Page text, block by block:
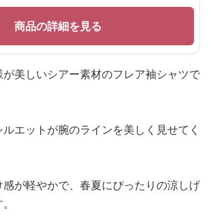
商品の詳細を見る
美しいシアー素材のフレア袖シャツで
エットが腕のラインを美しく見せてく
が軽やかで、春夏にぴったりの涼しげ